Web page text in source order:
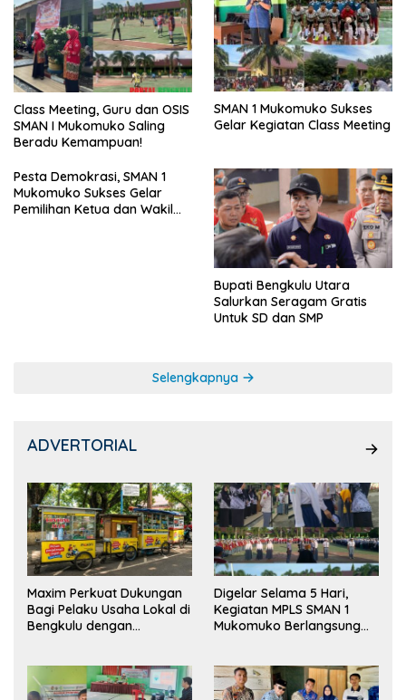
Class Meeting, Guru dan OSIS
SMAN I Mukomuko Saling
Beradu Kemampuan!
SMAN 1 Mukomuko Sukses
Gelar Kegiatan Class Meeting
Pesta Demokrasi, SMAN 1
Mukomuko Sukses Gelar
Pemilihan Ketua dan Wakil
Bupati Bengkulu Utara
Salurkan Seragam Gratis
Untuk SD dan SMP
Selengkapnya
ADVERTORIAL
Maxim Perkuat Dukungan
Bagi Pelaku Usaha Lokal di
Bengkulu dengan
Pasar
Digelar Selama 5 Hari,
Kegiatan MPLS SMAN 1
Mukomuko Berlangsung